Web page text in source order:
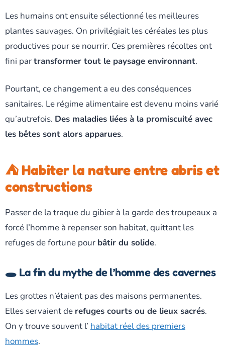
Les humains ont ensuite sélectionné les meilleures
plantes sauvages. On privilégiait les céréales les plus
productives pour se nourrir. Ces premières récoltes ont
fini partransformer tout le paysage environnant.
Pourtant, ce changement a eu des conséquences
sanitaires. Le régime alimentaire est devenu moins varié
qu’autrefois. Des maladies liées à la promiscuité avec
les bêtes sont alors apparues.
⛺ Habiter la nature entre abris et
constructions
Passer de la traque du gibier à la garde des troupeaux a
forcé l’homme à repenser son habitat, quittant les
refuges de fortune pour bâtir du solide.
🕳️ La fin du mythe de l’homme des cavernes
Les grottes n’étaient pas des maisons permanentes.
Elles servaient de refuges courts ou de lieux sacrés.
On y trouve souvent l’ habitat réel des premiers
hommes.